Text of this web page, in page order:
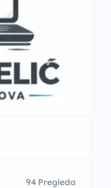
94 Pregleda